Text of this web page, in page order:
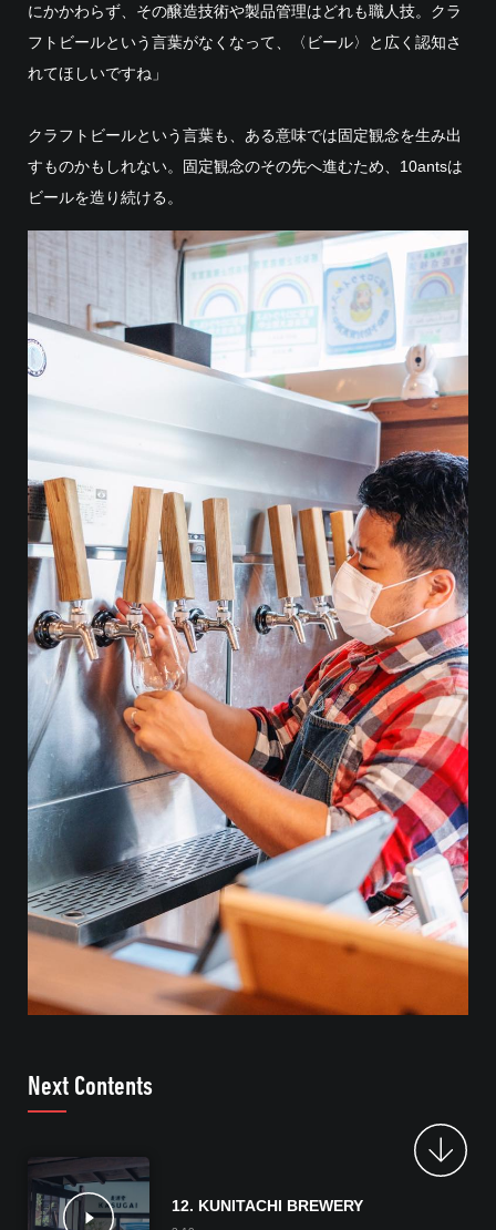
にかかわらず、その醸造技術や製品管理はどれも職人技。クラ
フトビールという言葉がなくなって、〈ビール〉と広く認知さ
れてほしいですね」
クラフトビールという言葉も、ある意味では固定観念を生み出
すものかもしれない。固定観念のその先へ進むため、10antsは
ビールを造り続ける。
Next Contents
12. KUNITACHI BREWERY